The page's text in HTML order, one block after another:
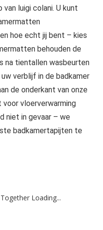
luigi colani. U kunt
hoe echt jij bent – kies
behouden de
na tientallen wasbeurten
verblijf in de badkamer
de onderkant van onze
voor vloerverwarming
niet in gevaar – we
badkamertapijten te
Loading...